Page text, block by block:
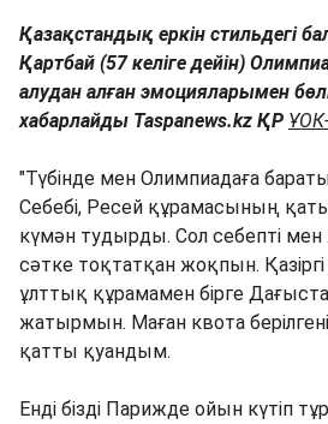
Қазақстандық еркін стильдегі
Қартбай (57 келіге дейін)
алудан алған эмоцияларымен
хабарлайды Taspanews.kz ҚР
"Түбінде мен Олимпиадаға
Себебі, Ресей құрамасының
күмән тудырды. Сол себепті
сәтке тоқтатқан жоқпын.
ұлттық құрамамен бірге
жатырмын. Маған квота
қатты қуандым.
Енді бізді Парижде ойын күтіп